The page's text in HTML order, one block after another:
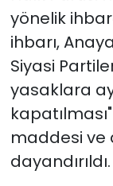
yönelik
ihbarı,
Siyasi
yasaklara
kapatılması"
maddesi ve
dayandırıldı.